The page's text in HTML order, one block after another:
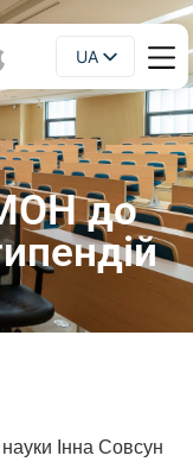
UA
EN
до
Інна Совсун